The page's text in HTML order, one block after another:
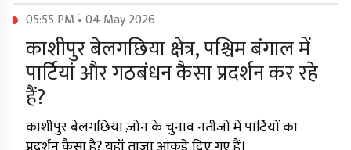
05:55 PM • 04 May 2026
काशीपुर बेलगछिया क्षेत्र, पश्चिम बंगाल में
पार्टियां और गठबंधन कैसा प्रदर्शन कर रहे
हैं?
काशीपुर बेलगछिया ज़ोन के चुनाव नतीजों में पार्टियों का